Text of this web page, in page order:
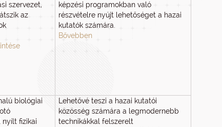
szervezet,
az
képzési programokban való
részvételre nyújt lehetőséget a hazai
kutatók számára.
Bővebben
biológiai
fizikai
Lehetővé teszi a hazai kutatói
közösség számára a legmodernebb
technikákkal felszerelt